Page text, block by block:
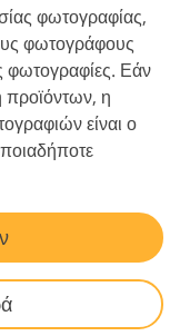
φωτογραφίας,
φωτογράφους
φωτογραφίες. Εάν
προϊόντων, η
είναι ο